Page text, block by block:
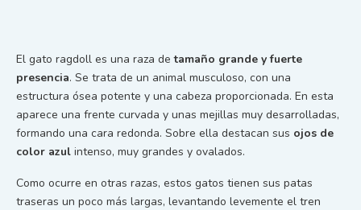
El gato ragdoll es una raza detamaño grande y fuerte
presencia. Se trata de un animal musculoso, con una
estructura ósea potente y una cabeza proporcionada. En esta
aparece una frente curvada y unas mejillas muy desarrolladas,
formando una cara redonda. Sobre ella destacan sus ojos de
color azul intenso, muy grandes y ovalados.
Como ocurre en otras razas, estos gatos tienen sus patas
traseras un poco más largas, levantando levemente el tren